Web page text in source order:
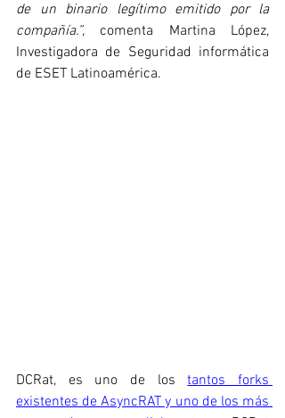
de un binario legítimo emitido por la
compañía.”, comenta Martina López,
Investigadora de Seguridad informática
de ESET Latinoamérica.
DCRat, es uno de los tantos forks
existentes de AsyncRAT y uno de los más